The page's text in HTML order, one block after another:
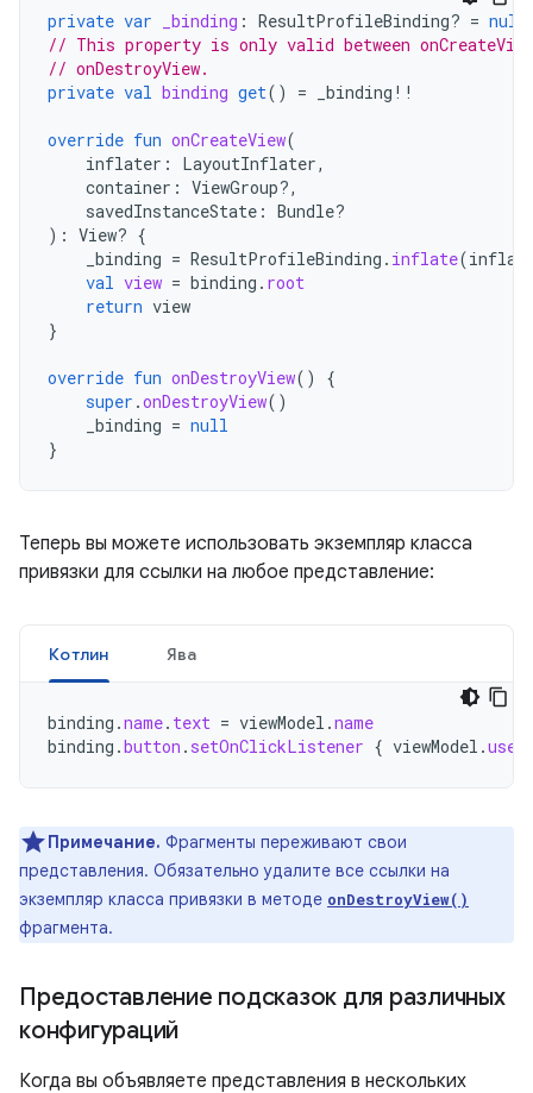
private var _binding : ResultProfileBinding? = null
// This property is only valid between
// onDestroyView.
private val binding get() = _binding !!
override fun onCreateView(
inflater : LayoutInflater,
container : ViewGroup?,
savedInstanceState : Bundle?
): View? {
_binding = ResultProfileBinding . inflate(
val view = binding . root
return view
}
override fun onDestroyView()
{
super .onDestroyView()
_binding = null
}
Теперь вы можете использовать экземпляр класса
привязки для ссылки на любое представление:
Котлин Ява
binding .name. text = viewModel .name
binding .button . setOnClickListener { viewModel .
Примечание. Фрагменты переживают свои
представления. Обязательно удалите все ссылки на
экземпляр класса привязки в методе onDestroyView()
фрагмента.
Предоставление подсказок для различных
конфигураций
Когда вы объявляете представления в нескольких